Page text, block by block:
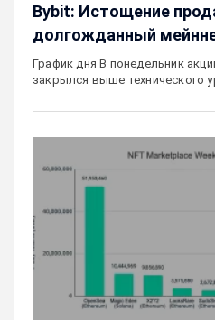
Bybit: Истощение
долгожданный
График дня В понедельник
закрылся выше технического